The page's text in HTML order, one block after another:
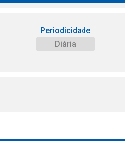
Periodicidade
Diária